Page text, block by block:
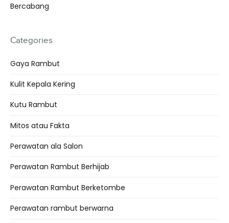
Bercabang
Categories
Gaya Rambut
Kulit Kepala Kering
Kutu Rambut
Mitos atau Fakta
Perawatan ala Salon
Perawatan Rambut Berhijab
Perawatan Rambut Berketombe
Perawatan rambut berwarna